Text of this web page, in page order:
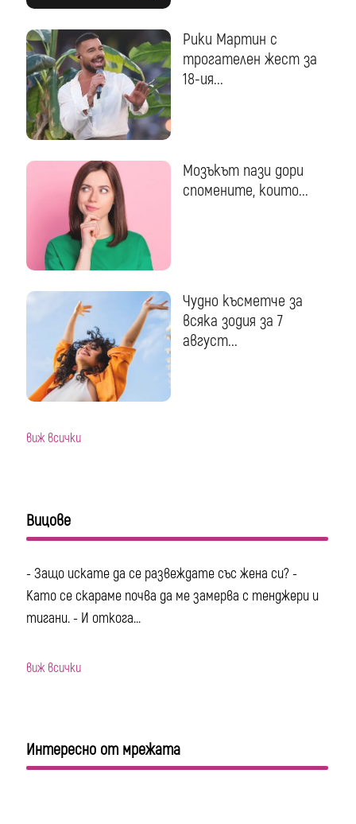
Рики Мартин с
трогателен жест за
18-ия...
Мозъкът пази дори
спомените, които...
Чудно късметче за
всяка зодия за 7
август...
виж всички
Вицове
- Защо искате да се развеждате със жена си? -
Като се скараме почва да ме замерва с тенджери и
тигани. - И откога...
виж всички
Интересно от мрежата